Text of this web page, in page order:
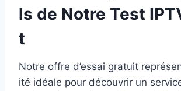
ls de Notre Test
t
Notre offre d’essai gratuit
ité idéale pour découvrir un